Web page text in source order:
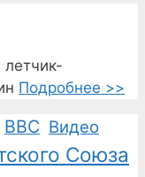
Подробнее >>
ВВС Видео
Союза